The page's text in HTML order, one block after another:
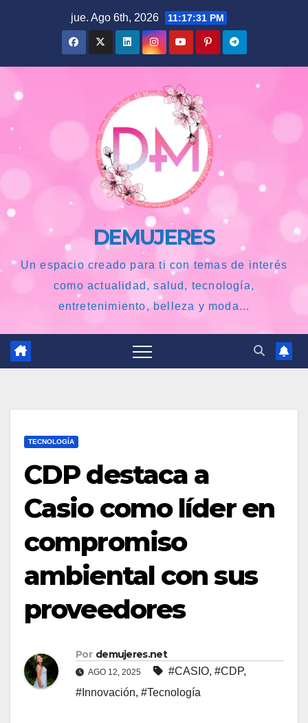
jue. Ago 6th, 2026 11:17:32 PM
DEMUJERES
Un espacio creado para ti con temas de interés
como actualidad, salud, tecnología,
entretenimiento, belleza y moda...
TECNOLOGÍA
CDP destaca a
Casio como líder en
compromiso
ambiental con sus
proveedores
Por demujeres.net
AGO 12, 2025 #CASIO, #CDP,
#Innovación, #Tecnología